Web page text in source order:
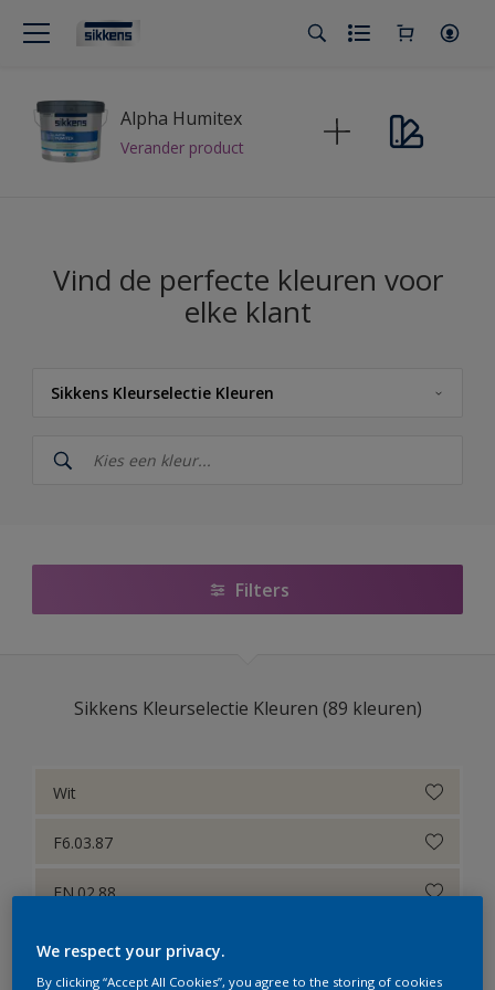
Alpha Humitex
Verander product
Vind de perfecte kleuren voor
elke klant
Sikkens Kleurselectie Kleuren
Sikkens
Sikkens Modern Klassieke Kleuren
Sikkens Kleurselectie Kleuren
Sikkens Colour Futures 2024
Sikkens Colour Futures 2023
Sikkens Colour Futures 2022
Filters
Sikkens Kleurselectie Kleuren (89 kleuren)
Wit
F6.03.87
FN.02.88
We respect your privacy.
By clicking “Accept All Cookies”, you agree to the storing of cookies